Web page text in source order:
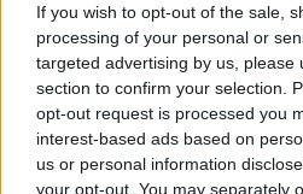
If you wish to opt-out of the sale,
processing of your personal or
targeted advertising by us, please
section to confirm your selection.
opt-out request is processed you
interest-based ads based on
us or personal information
your opt-out. You may separately